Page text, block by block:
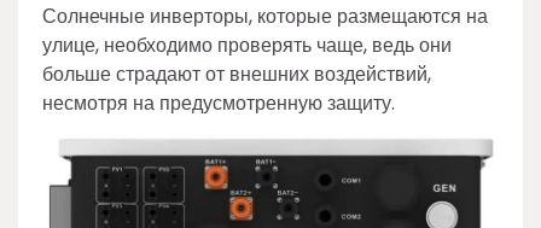
Солнечные инверторы, которые размещаются на
улице, необходимо проверять чаще, ведь они
больше страдают от внешних воздействий,
несмотря на предусмотренную защиту.